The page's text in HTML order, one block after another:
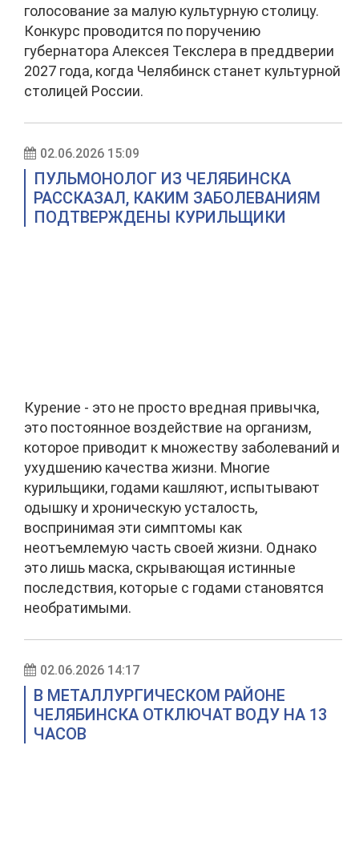
голосование за малую культурную столицу.
Конкурс проводится по поручению
губернатора Алексея Текслера в преддверии
2027 года, когда Челябинск станет культурной
столицей России.
02.06.2026 15:09
ПУЛЬМОНОЛОГ ИЗ ЧЕЛЯБИНСКА
РАССКАЗАЛ, КАКИМ ЗАБОЛЕВАНИЯМ
ПОДТВЕРЖДЕНЫ КУРИЛЬЩИКИ
Курение - это не просто вредная привычка,
это постоянное воздействие на организм,
которое приводит к множеству заболеваний и
ухудшению качества жизни. Многие
курильщики, годами кашляют, испытывают
одышку и хроническую усталость,
воспринимая эти симптомы как
неотъемлемую часть своей жизни. Однако
это лишь маска, скрывающая истинные
последствия, которые с годами становятся
необратимыми.
02.06.2026 14:17
В МЕТАЛЛУРГИЧЕСКОМ РАЙОНЕ
ЧЕЛЯБИНСКА ОТКЛЮЧАТ ВОДУ НА 13
ЧАСОВ